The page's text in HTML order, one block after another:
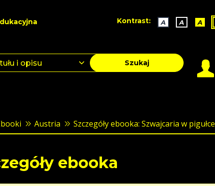
Kontrast: A A A
Szukaj
Austria Szczegóły ebooka: Szwajcaria w pigułce
ebooka